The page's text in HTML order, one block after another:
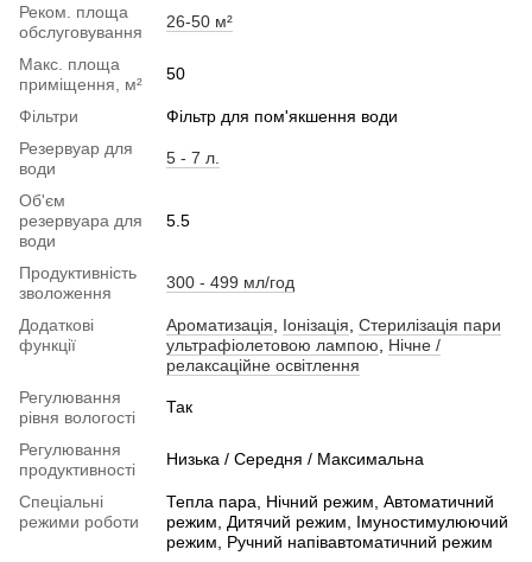
Реком. площа
обслуговування
26-50 м²
Макс. площа
приміщення, м²
50
Фільтри
Фільтр для пом'якшення води
Резервуар для
води
5 - 7 л.
Об'єм
резервуара для
води
5.5
Продуктивність
зволоження
300 - 499 мл/год
Додаткові
функції
Ароматизація Іонізація Стерилізація пари
ультрафіолетовою лампою
Нічне /
релаксаційне освітлення
Регулювання
рівня вологості
Так
Регулювання
продуктивності
Низька / Середня / Максимальна
Спеціальні
режими роботи
Тепла пара, Нічний режим, Автоматичний
режим, Дитячий режим, Імуностимулюючий
режим, Ручний напівавтоматичний режим